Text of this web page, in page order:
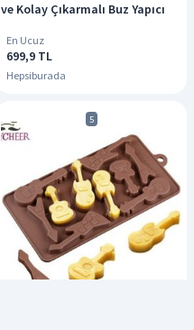
ve Kolay Çıkarmalı Buz Yapıcı
En Ucuz
699,9 TL
Hepsiburada
5